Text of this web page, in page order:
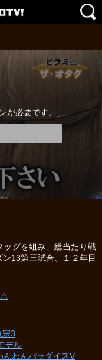
が必要です。
グを組み、総当たり戦
13第三試合、１２年目
△
宗3
デル
んわんパラダイスV